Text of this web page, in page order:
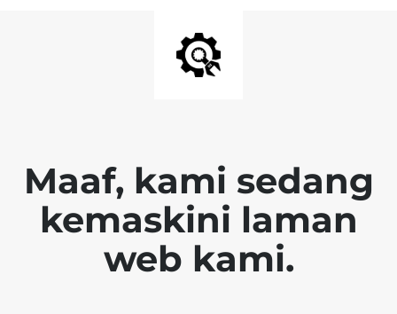
Maaf, kami sedang
kemaskini laman
web kami.